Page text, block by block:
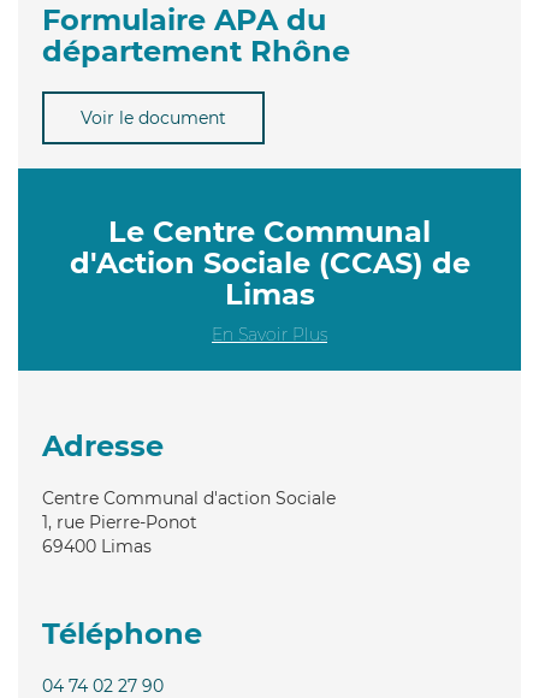
Formulaire APA du
département Rhône
Voir le document
Le Centre Communal
d'Action Sociale (CCAS) de
Limas
En Savoir Plus
Adresse
Centre Communal d'action Sociale
1, rue Pierre-Ponot
69400 Limas
Téléphone
04 74 02 27 90